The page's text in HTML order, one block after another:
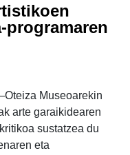
programaren
Museoarekin
arte garaikidearen
sustatzea du
eta